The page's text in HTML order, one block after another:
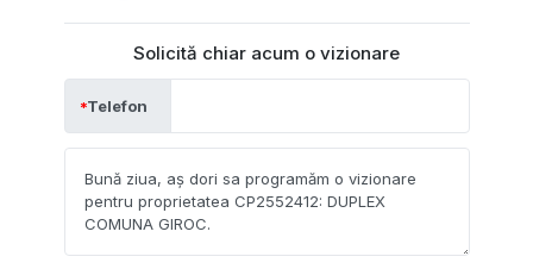
Solicită chiar acum o vizionare
Telefon